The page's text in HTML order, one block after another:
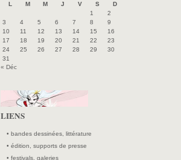
L
M M J V S
D
1
2
3
4 5 6 7 8
9
10
11 12 13 14 15
16
17
18 19 20 21 22
23
24
25 26 27 28 29
30
31
« Déc
LIENS
• bandes dessinées, littérature
• édition, supports de presse
• festivals, galeries